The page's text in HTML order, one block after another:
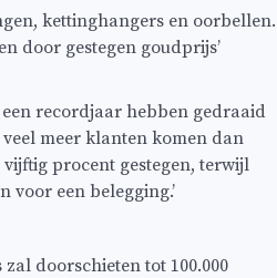
kettinghangers en oorbellen.
door gestegen goudprijs’
recordjaar hebben gedraaid
meer klanten komen dan
procent gestegen, terwijl
voor een belegging.’
doorschieten tot 100.000